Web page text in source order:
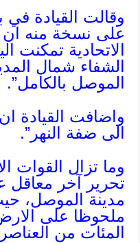
وقالت القيادة في
على نسخة منه
الاتحادية تمكنت
الشفاء شمال
الموصل بالكامل”.
واضافت القيادة
الى ضفة النهر”.
وما تزال القوات
تحرير آخر
مدينة الموصل،
ملحوظا على
المئات من